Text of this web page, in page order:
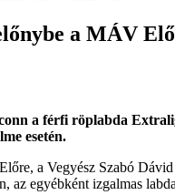
a MÁV
a férfi röplabda
esetén.
a Vegyész Szabó
egyébként izgalmas